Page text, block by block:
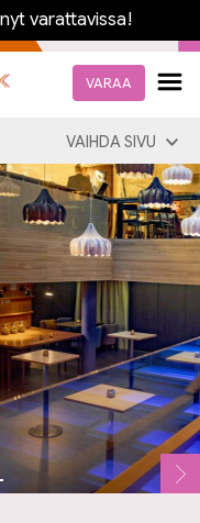
varattavissa!
VARAA
VAIHDA SIVU